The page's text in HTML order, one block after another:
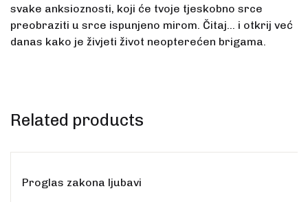
svake anksioznosti, koji će tvoje tjeskobno srce
preobraziti u srce ispunjeno mirom. Čitaj… i otkrij već
danas kako je živjeti život neopterećen brigama.
Related products
Proglas zakona ljubavi